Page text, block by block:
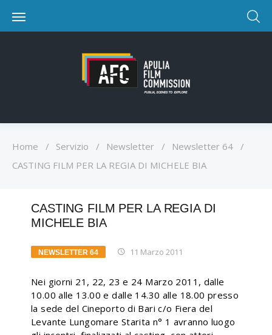
Home / Servizio / Newsletter / Newsletter 64 /
CASTING FILM PER LA REGIA DI MICHELE BIA
CASTING FILM PER LA REGIA DI
MICHELE BIA
NEWSLETTER 64 11 Marzo 2011
Nei giorni 21, 22, 23 e 24 Marzo 2011, dalle
10.00 alle 13.00 e dalle 14.30 alle 18.00 presso
la sede del Cineporto di Bari c/o Fiera del
Levante Lungomare Starita n° 1 avranno luogo